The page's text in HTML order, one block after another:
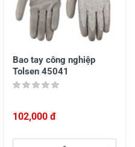
Bao tay công nghiệp
Tolsen 45041
102,000 đ